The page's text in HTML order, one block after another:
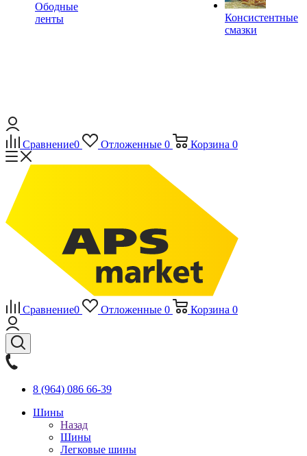
Ободные
ленты
Консистентные
смазки
Сравнение0 Отложенные 0 Корзина 0
Сравнение0 Отложенные 0 Корзина 0
8 (964) 086 66-39
Шины
Назад
Шины
Легковые шины